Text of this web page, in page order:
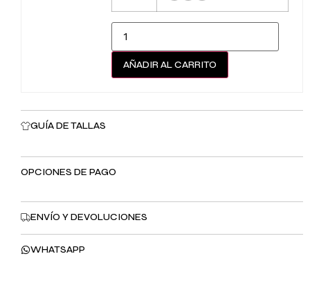
AÑADIR AL CARRITO
GUÍA DE TALLAS
OPCIONES DE PAGO
ENVÍO Y DEVOLUCIONES
WHATSAPP